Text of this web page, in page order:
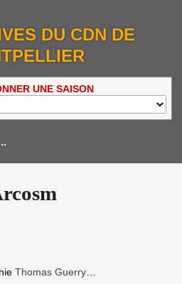
DU CDN DE
UNE SAISON
Thomas Guerry